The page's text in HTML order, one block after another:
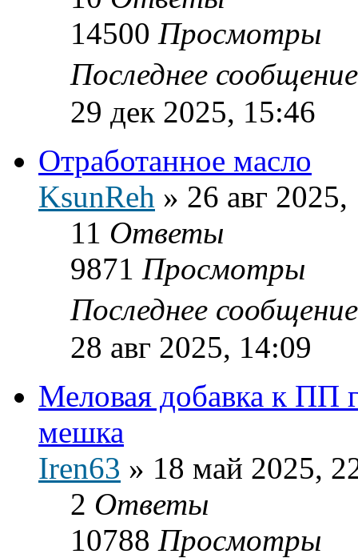
14500 Просмотры
Последнее
29 дек 2025, 15:46
Отработанное масло
KsunReh » 26 авг
11 Ответы
9871 Просмотры
Последнее
28 авг 2025, 14:09
Меловая добавка к ПП
мешка
Iren63 » 18 май 2025,
2 Ответы
10788 Просмотры